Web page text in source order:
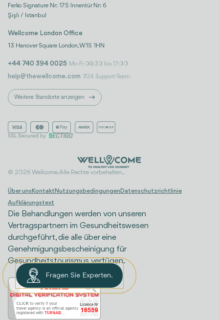
Ferko Signature Nr: 175 Innentür Nr: 6
Şişli / Istanbul
Wellcome London Office
13 Hanover Square London, W1S 1HN
+44 740 394 0025 Mo-Fr 08:30 bis 17:00
help@thewellcome.com 7/24 Support-Team
Weitere Standorte anzeigen
© 2026 Wellcome. Alle Rechte vorbehalten..
Über uns Kontakt Nutzungsbedingungen Datenschutzrichtlinie
Aufklärungstext
Die Behandlungen werden von unseren
Vertragspartnern im Gesundheitswesen
durchgeführt, die alle über eine
Genehmigungsbescheinigung für
Gesundheitstourismus verfügen.
Fragen Sie Experten.